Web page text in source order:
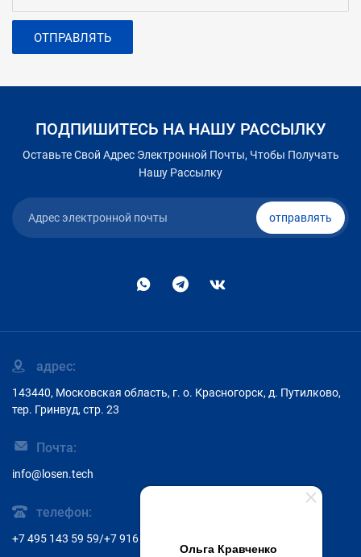
Ольга Кравченко
ОТПРАВЛЯТЬ
ПОДПИШИТЕСЬ НА НАШУ РАССЫЛКУ
Оставьте Свой Адрес Электронной Почты, Чтобы Получать
Нашу Рассылку
отправлять
адрес:
143440, Московская область, г. о. Красногорск, д. Путилково,
тер. Гринвуд, стр. 23
Почта:
info@losen.tech
телефон:
+7 495 143 59 59/+7 916 797 10 00